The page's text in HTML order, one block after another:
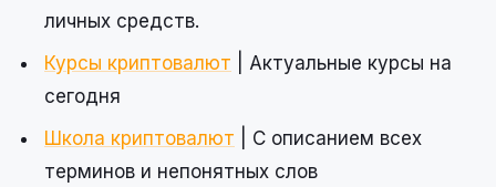
личных средств.
Курсы криптовалют | Актуальные курсы на
сегодня
Школа криптовалют | С описанием всех
терминов и непонятных слов